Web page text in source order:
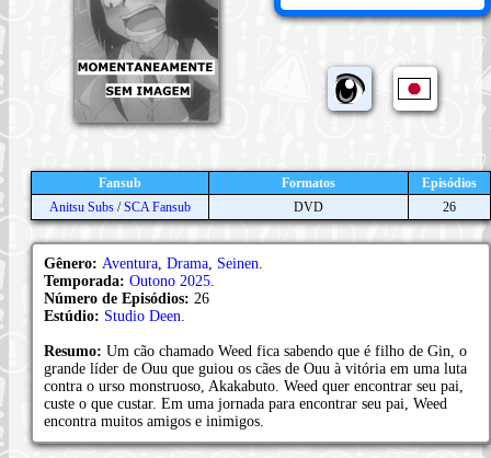
Fansub Formatos
Episódios
Anitsu Subs /SCA Fansub DVD 26
Gênero: Aventura Drama Seinen
Temporada: Outono 2025
Número de Episódios: 26
Estúdio: Studio Deen
Resumo: Um cão chamado Weed fica sabendo que é filho de Gin, o
grande líder de Ouu que guiou os cães de Ouu à vitória em uma luta
contra o urso monstruoso, Akakabuto. Weed quer encontrar seu pai,
custe o que custar. Em uma jornada para encontrar seu pai, Weed
encontra muitos amigos e inimigos.